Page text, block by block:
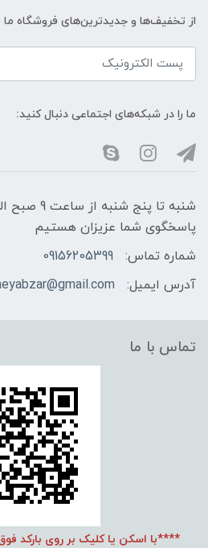
از تخفیف‌ها و جدیدترین‌های فروشگاه ما
ما را در شبکه‌های اجتماعی دنبال کنید:
پاسخگوی شما عزیزان هستیم
شماره تماس:
09156205399
آدرس ایمیل:
تماس با ما
****با اسکن یا کلیک بر روی بارکد